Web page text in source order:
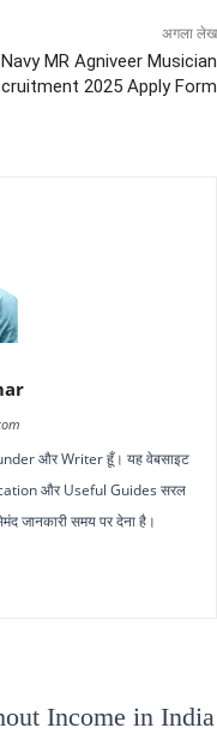
अगला लेख
Navy MR Agniveer Musician
2025 Apply Form
और Writer हूँ। यह वेबसाइट
और Useful Guides सरल
जानकारी समय पर देना है।
Income in India